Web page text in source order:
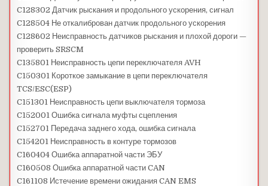
C128302 Датчик рыскания и продольного ускорения, сигнал
C128504 Не откалиброван датчик продольного ускорения
C128602 Неисправность датчиков рыскания и плохой дороги —
проверить SRSCM
C135801 Неисправность цепи переключателя AVH
C150301 Короткое замыкание в цепи переключателя
TCS/ESC(ESP)
C151301 Неисправность цепи выключателя тормоза
C152001 Ошибка сигнала муфты сцепления
C152701 Передача заднего хода, ошибка сигнала
C154201 Неисправность в контуре тормозов
C160404 Ошибка аппаратной части ЭБУ
C160508 Ошибка аппаратной части CAN
C161108 Истечение времени ожидания CAN EMS